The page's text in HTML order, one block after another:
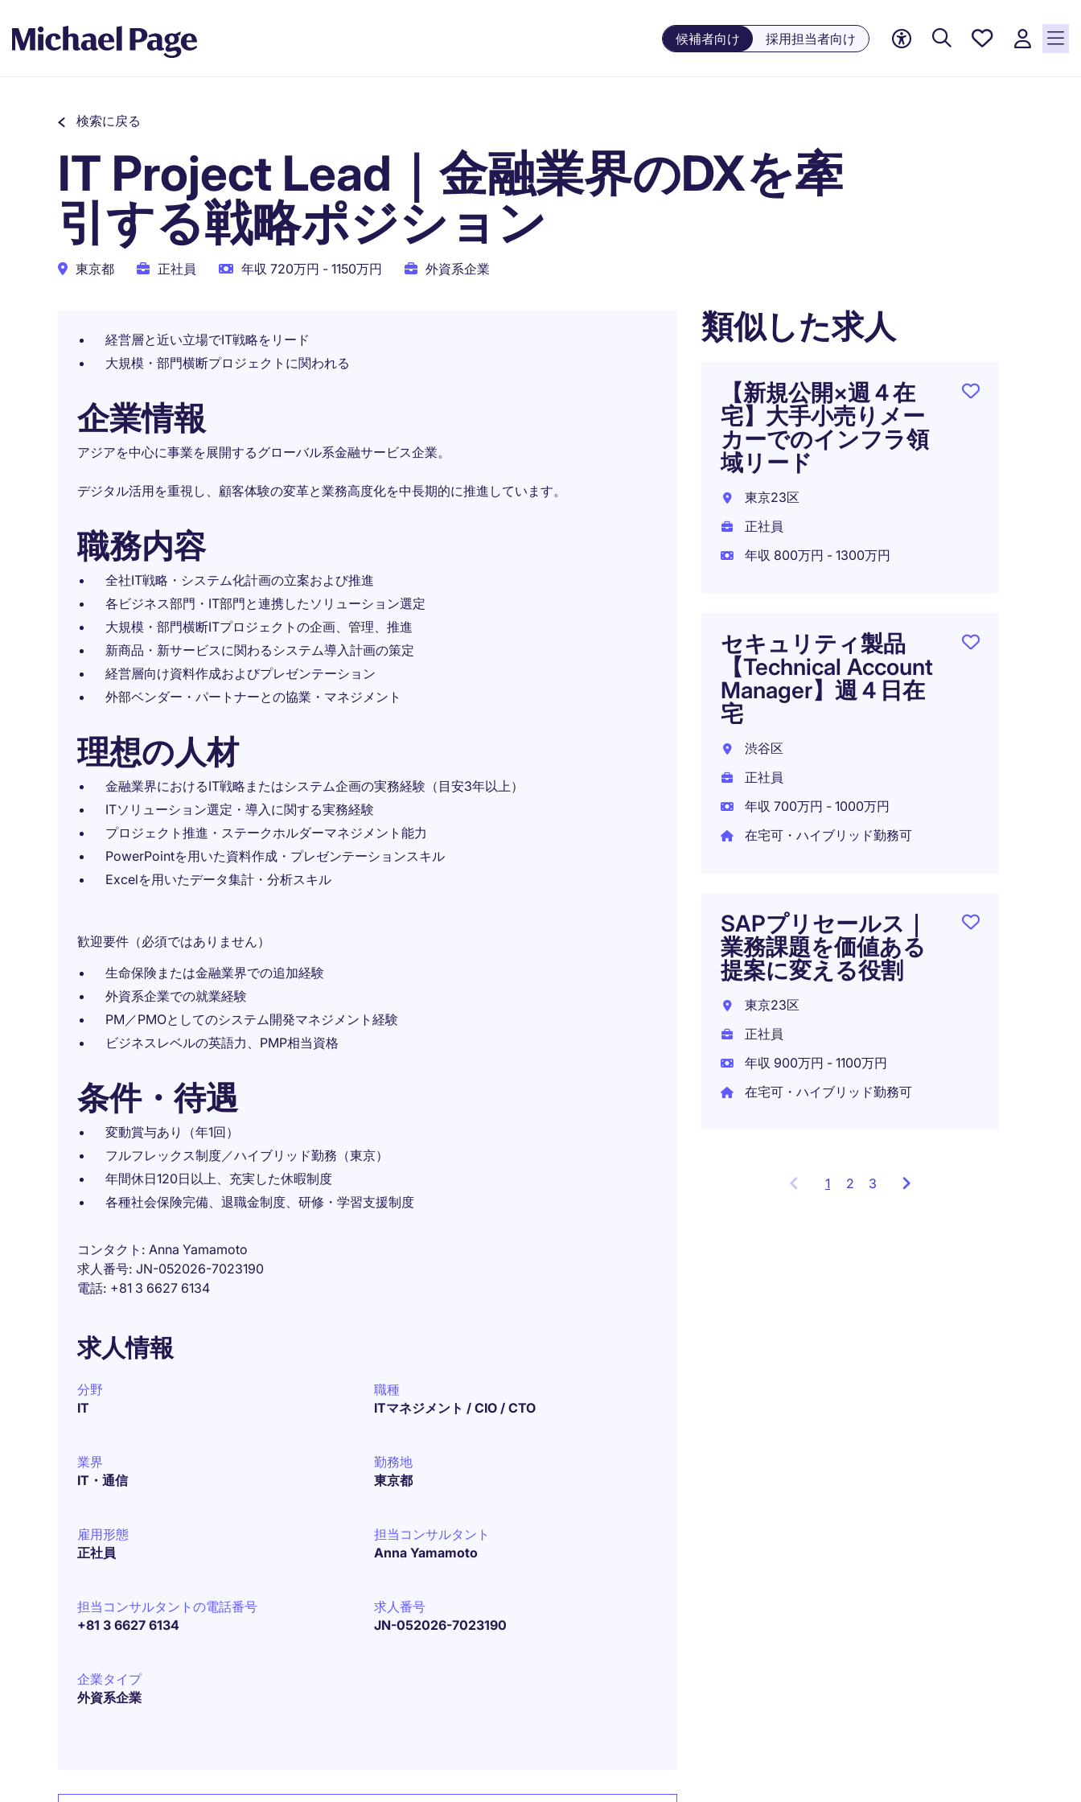
候補者向け 採用担当者向け
お気に
検索に戻る
IT Project Lead｜金融業界のDXを牽
引する戦略ポジション
東京都 正社員 年収 720万円 - 1150万円 外資系企業
経営層と近い立場でIT戦略をリード
大規模・部門横断プロジェクトに関われる
企業情報
アジアを中心に事業を展開するグローバル系金融サービス企業。
デジタル活用を重視し、顧客体験の変革と業務高度化を中長期的に推進しています。
職務内容
全社IT戦略・システム化計画の立案および推進
各ビジネス部門・IT部門と連携したソリューション選定
大規模・部門横断ITプロジェクトの企画、管理、推進
新商品・新サービスに関わるシステム導入計画の策定
経営層向け資料作成およびプレゼンテーション
外部ベンダー・パートナーとの協業・マネジメント
理想の人材
金融業界におけるIT戦略またはシステム企画の実務経験（目安3年以上）
ITソリューション選定・導入に関する実務経験
プロジェクト推進・ステークホルダーマネジメント能力
PowerPointを用いた資料作成・プレゼンテーションスキル
Excelを用いたデータ集計・分析スキル
歓迎要件（必須ではありません）
生命保険または金融業界での追加経験
外資系企業での就業経験
PM／PMOとしてのシステム開発マネジメント経験
ビジネスレベルの英語力、PMP相当資格
条件・待遇
変動賞与あり（年1回）
フルフレックス制度／ハイブリッド勤務（東京）
年間休日120日以上、充実した休暇制度
各種社会保険完備、退職金制度、研修・学習支援制度
コンタクト
Anna Yamamoto
求人番号 JN-052026-7023190
電話 +81 3 6627 6134
求人情報
分野
IT
職種
ITマネジメント / CIO / CTO
業界
IT・通信
勤務地
東京都
雇用形態
正社員
担当コンサルタント
Anna Yamamoto
担当コンサルタントの電話番号
+81 3 6627 6134
求人番号
JN-052026-7023190
企業タイプ
外資系企業
類似した求人
【新規公開×週４在
宅】大手小売りメー
カーでのインフラ領
域リード
東京23区
正社員
年収 800万円 - 1300万円
セキュリティ製品
【Technical Account
Manager】週４日在
宅
渋谷区
正社員
年収 700万円 - 1000万円
在宅可・ハイブリッド勤務可
SAPプリセールス｜
業務課題を価値ある
提案に変える役割
東京23区
正社員
年収 900万円 - 1100万円
在宅可・ハイブリッド勤務可
1 Showing
2 3